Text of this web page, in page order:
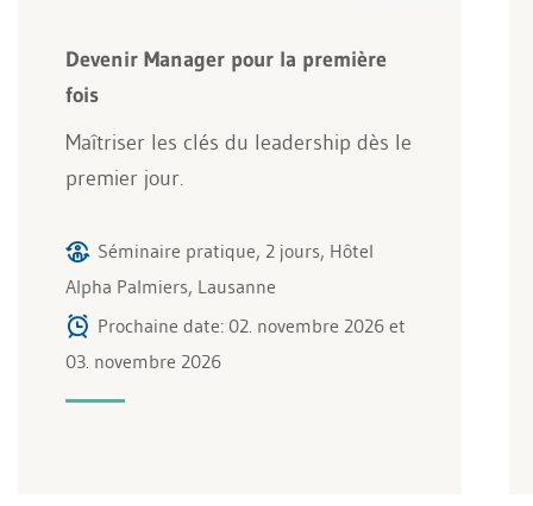
Devenir Manager pour la première
fois
Maîtriser les clés du leadership dès le
premier jour.
Séminaire pratique, 2 jours, Hôtel
Alpha Palmiers, Lausanne
Prochaine date: 02. novembre 2026 et
03. novembre 2026